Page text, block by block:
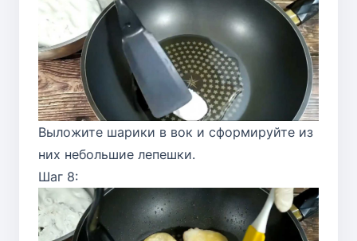
Выложите шарики в вок и сформируйте из
них небольшие лепешки.
Шаг 8: